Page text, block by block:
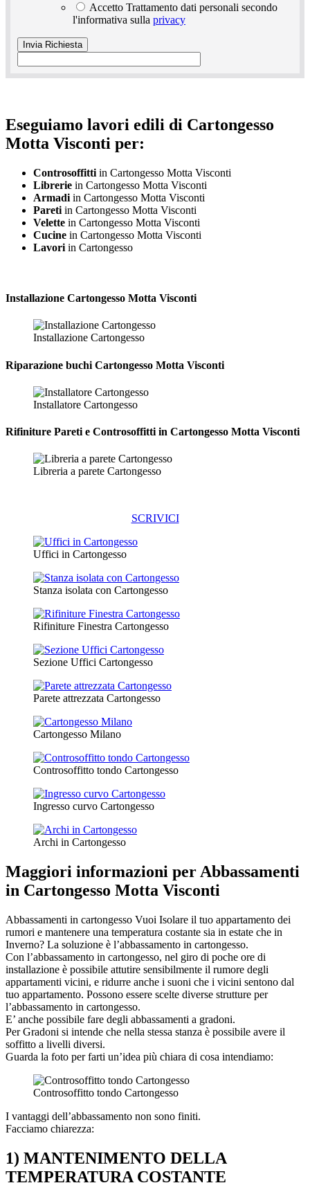
Accetto Trattamento dati personali secondo
l'informativa sulla privacy
Eseguiamo lavori edili di Cartongesso
Motta Visconti per:
Controsoffitti in Cartongesso Motta Visconti
Librerie in Cartongesso Motta Visconti
Armadi in Cartongesso Motta Visconti
Pareti in Cartongesso Motta Visconti
Velette in Cartongesso Motta Visconti
Cucine in Cartongesso Motta Visconti
Lavori in Cartongesso
Installazione Cartongesso Motta Visconti
Installazione Cartongesso
Riparazione buchi Cartongesso Motta Visconti
Installatore Cartongesso
Rifiniture Pareti e Controsoffitti in Cartongesso Motta Visconti
Libreria a parete Cartongesso
SCRIVICI
Uffici in Cartongesso
Stanza isolata con Cartongesso
Rifiniture Finestra Cartongesso
Sezione Uffici Cartongesso
Parete attrezzata Cartongesso
Cartongesso Milano
Controsoffitto tondo Cartongesso
Ingresso curvo Cartongesso
Archi in Cartongesso
Maggiori informazioni per Abbassamenti
in Cartongesso Motta Visconti
Abbassamenti in cartongesso Vuoi Isolare il tuo appartamento dei
rumori e mantenere una temperatura costante sia in estate che in
Inverno? La soluzione è l’abbassamento in cartongesso.
Con l’abbassamento in cartongesso, nel giro di poche ore di
installazione è possibile attutire sensibilmente il rumore degli
appartamenti vicini, e ridurre anche i suoni che i vicini sentono dal
tuo appartamento. Possono essere scelte diverse strutture per
l’abbassamento in cartongesso.
E’ anche possibile fare degli abbassamenti a gradoni.
Per Gradoni si intende che nella stessa stanza è possibile avere il
soffitto a livelli diversi.
Guarda la foto per farti un’idea più chiara di cosa intendiamo:
Controsoffitto tondo Cartongesso
I vantaggi dell’abbassamento non sono finiti.
Facciamo chiarezza:
1) MANTENIMENTO DELLA
TEMPERATURA COSTANTE